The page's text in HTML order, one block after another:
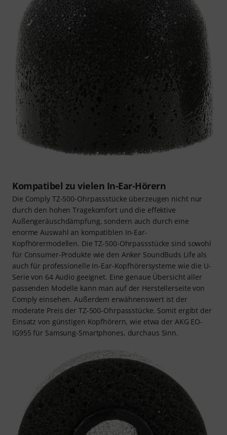
Kompatibel zu vielen In-Ear-Hörern
Die Comply TZ-500-Ohrpassstücke überzeugen nicht nur
durch den hohen Tragekomfort und die effektive
Außengeräuschdämpfung, sondern auch durch eine
enorme Auswahl an kompatiblen In-Ear-
Kopfhörermodellen. Die TZ-500-Ohrpassstücke sind sowohl
für Consumer-Produkte wie den Anker SoundBuds Life als
auch für professionelle In-Ear-Kopfhörersysteme wie die U-
Serie von 64 Audio geeignet. Eine genaue Übersicht aller
passenden Modelle kann man auf der Herstellerseite von
Comply einsehen. Außerdem erwähnenswert ist der
moderate Preis der TZ-500-Ohrpassstücke. Somit ergibt der
Einsatz von günstigen Kopfhörern, wie etwa der AKG EO-
IG955 für Samsung-Smartphones, durchaus Sinn.